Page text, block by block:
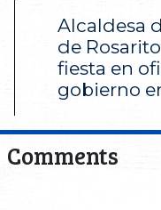
Alcaldesa
de
fiesta en
gobierno
Comments